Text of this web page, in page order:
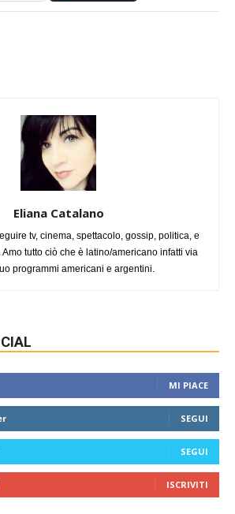
Eliana Catalano
tv, cinema, spettacolo, gossip, politica, e
tutto ciò che è latino/americano infatti via
programmi americani e argentini.
MI PIACE
SEGUI
SEGUI
ISCRIVITI